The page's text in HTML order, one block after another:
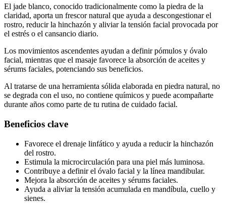
El jade blanco, conocido tradicionalmente como la piedra de la
claridad, aporta un frescor natural que ayuda a descongestionar el
rostro, reducir la hinchazón y aliviar la tensión facial provocada por
el estrés o el cansancio diario.
Los movimientos ascendentes ayudan a definir pómulos y óvalo
facial, mientras que el masaje favorece la absorción de aceites y
sérums faciales, potenciando sus beneficios.
Al tratarse de una herramienta sólida elaborada en piedra natural, no
se degrada con el uso, no contiene químicos y puede acompañarte
durante años como parte de tu rutina de cuidado facial.
Beneficios clave
Favorece el drenaje linfático y ayuda a reducir la hinchazón
del rostro.
Estimula la microcirculación para una piel más luminosa.
Contribuye a definir el óvalo facial y la línea mandibular.
Mejora la absorción de aceites y sérums faciales.
Ayuda a aliviar la tensión acumulada en mandíbula, cuello y
sienes.